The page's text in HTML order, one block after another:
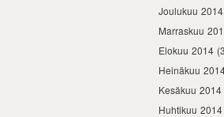
Joulukuu 2014
Marraskuu
Elokuu 2014
Heinäkuu
Kesäkuu 2014
Huhtikuu 2014